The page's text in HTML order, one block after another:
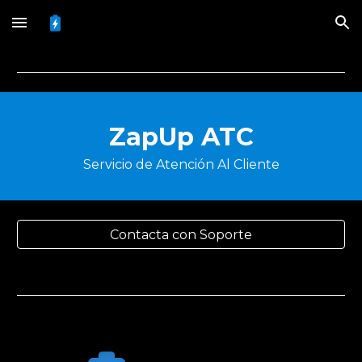
Skip to main content Skip to navigation
ZapUp ATC
Servicio de Atención Al Cliente
Contacta con Soporte